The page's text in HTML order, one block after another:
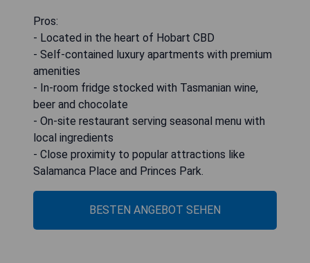
Pros:
- Located in the heart of Hobart CBD
- Self-contained luxury apartments with premium
amenities
- In-room fridge stocked with Tasmanian wine,
beer and chocolate
- On-site restaurant serving seasonal menu with
local ingredients
- Close proximity to popular attractions like
Salamanca Place and Princes Park.
BESTEN ANGEBOT SEHEN